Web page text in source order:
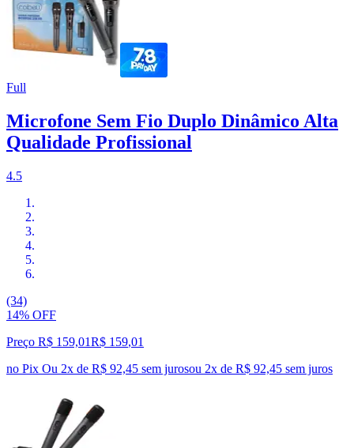
Full
Microfone Sem Fio Duplo Dinâmico Alta
Qualidade Profissional
4.5
(34)
14% OFF
Preço R$ 159,01R$ 159,01
no Pix Ou 2x de R$ 92,45 sem jurosou 2x de R$ 92,45 sem juros